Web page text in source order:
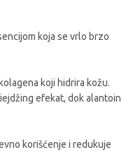
koja se vrlo brzo
koji hidrira kožu.
efekat, dok alantoin
korišćenje i redukuje